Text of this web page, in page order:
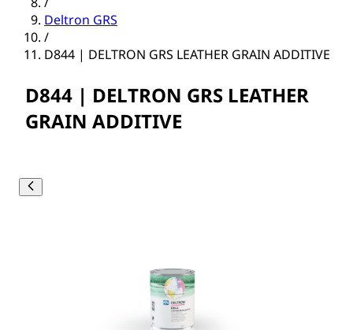
Deltron GRS
/
D844 | DELTRON GRS LEATHER GRAIN ADDITIVE
D844 | DELTRON GRS LEATHER
GRAIN ADDITIVE